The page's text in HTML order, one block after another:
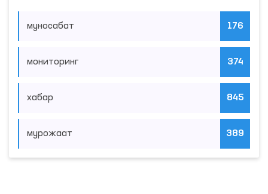
муносабат 176
мониторинг 374
хабар 845
мурожаат 389